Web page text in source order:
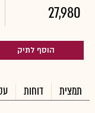
27,980
הוסף לתיק
תמצית דוחות